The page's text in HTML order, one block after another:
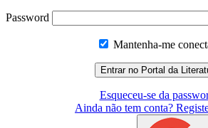
Password
Mantenha-me
Esqueceu-se da
Ainda não tem conta?